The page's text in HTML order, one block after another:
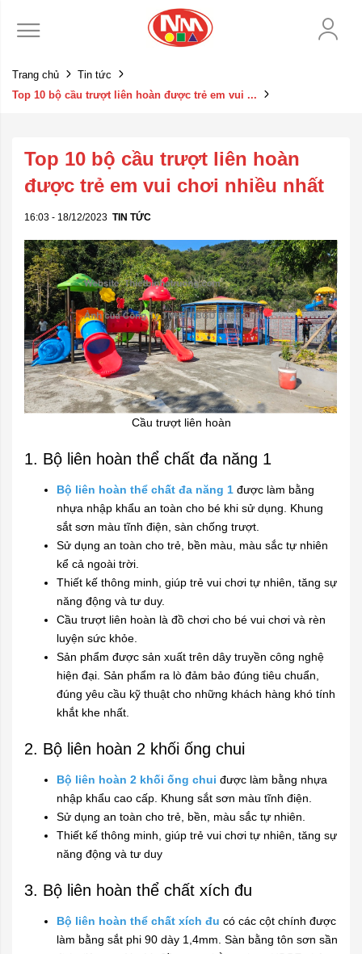
Trang chủ
Tin tức
Top 10 bộ cầu trượt liên hoàn được trẻ em vui ...
Top 10 bộ cầu trượt liên hoàn
được trẻ em vui chơi nhiều nhất
16:03 - 18/12/2023 TIN TỨC
Cầu trượt liên hoàn
1. Bộ liên hoàn thể chất đa năng 1
Bộ liên hoàn thể chất đa năng 1 được làm bằng
nhựa nhập khẩu an toàn cho bé khi sử dụng. Khung
sắt sơn màu tĩnh điện, sàn chống trượt.
Sử dụng an toàn cho trẻ, bền màu, màu sắc tự nhiên
kể cả ngoài trời.
Thiết kế thông minh, giúp trẻ vui chơi tự nhiên, tăng sự
năng động và tư duy.
Cầu trượt liên hoàn là đồ chơi cho bé vui chơi và rèn
luyện sức khỏe.
Sản phẩm được sản xuất trên dây truyền công nghệ
hiện đại. Sản phẩm ra lò đảm bảo đúng tiêu chuẩn,
đúng yêu cầu kỹ thuật cho những khách hàng khó tính
khắt khe nhất.
2. Bộ liên hoàn 2 khối ống chui
Bộ liên hoàn 2 khối ống chui được làm bằng nhựa
nhập khẩu cao cấp. Khung sắt sơn màu tĩnh điện.
Sử dụng an toàn cho trẻ, bền, màu sắc tự nhiên.
Thiết kế thông minh, giúp trẻ vui chơi tự nhiên, tăng sự
năng động và tư duy
3. Bộ liên hoàn thể chất xích đu
Bộ liên hoàn thể chất xích đu có các cột chính được
làm bằng sắt phi 90 dày 1,4mm. Sàn bằng tôn sơn sần